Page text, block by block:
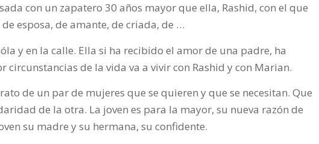
con un zapatero 30 años mayor que ella, Rashid, con el que
esposa, de amante, de criada, de …
y en la calle. Ella si ha recibido el amor de una padre, ha
de la vida va a vivir con Rashid y con Marian.
de un par de mujeres que se quieren y que se necesitan. Que
de la otra. La joven es para la mayor, su nueva razón de
su madre y su hermana, su confidente.